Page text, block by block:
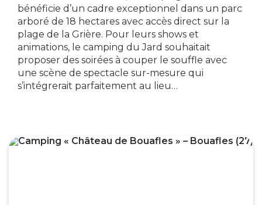
bénéficie d’un cadre exceptionnel dans un parc
arboré de 18 hectares avec accès direct sur la
plage de la Grière. Pour leurs shows et
animations, le camping du Jard souhaitait
proposer des soirées à couper le souffle avec
une scène de spectacle sur-mesure qui
s’intégrerait parfaitement au lieu…